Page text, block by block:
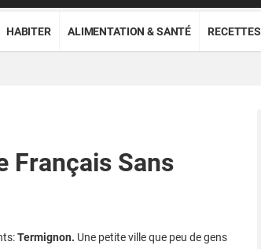
HABITER ALIMENTATION & SANTÉ RECETTES
Français Sans
Termignon. Une petite ville que peu de gens